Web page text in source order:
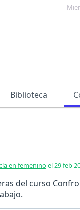
Biblioteca
en femenino el 29 feb
del curso